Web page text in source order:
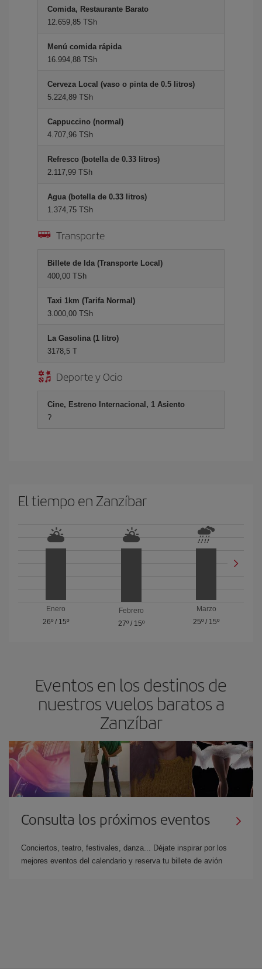
Comida, Restaurante Barato
12.659,85 TSh
Menú comida rápida
16.994,88 TSh
Cerveza Local (vaso o pinta de 0.5 litros)
5.224,89 TSh
Cappuccino (normal)
4.707,96 TSh
Refresco (botella de 0.33 litros)
2.117,99 TSh
Agua (botella de 0.33 litros)
1.374,75 TSh
Transporte
Billete de Ida (Transporte Local)
400,00 TSh
Taxi 1km (Tarifa Normal)
3.000,00 TSh
La Gasolina (1 litro)
3178,5 T
Deporte y Ocio
Cine, Estreno Internacional, 1 Asiento
?
El tiempo en Zanzíbar
Enero
26º/ 15º
Febrero
27º/ 15º
Marzo
25º / 15º
Eventos en los destinos de
nuestros vuelos baratos a
Zanzíbar
Consulta los próximos eventos
Conciertos, teatro, festivales, danza... Déjate inspirar por los
mejores eventos del calendario y reserva tu billete de avión